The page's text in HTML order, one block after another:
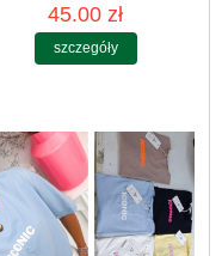
45.00 zł
szczegóły